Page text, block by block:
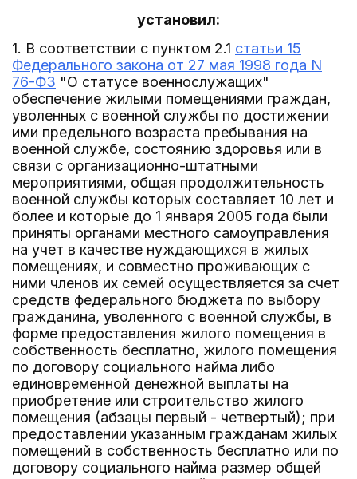
установил:
1. В соответствии с пунктом 2.1 статьи 15
Федерального закона от 27 мая 1998 года N
76-ФЗ "О статусе военнослужащих"
обеспечение жилыми помещениями граждан,
уволенных с военной службы по достижении
ими предельного возраста пребывания на
военной службе, состоянию здоровья или в
связи с организационно-штатными
мероприятиями, общая продолжительность
военной службы которых составляет 10 лет и
более и которые до 1 января 2005 года были
приняты органами местного самоуправления
на учет в качестве нуждающихся в жилых
помещениях, и совместно проживающих с
ними членов их семей осуществляется за счет
средств федерального бюджета по выбору
гражданина, уволенного с военной службы, в
форме предоставления жилого помещения в
собственность бесплатно, жилого помещения
по договору социального найма либо
единовременной денежной выплаты на
приобретение или строительство жилого
помещения (абзацы первый - четвертый); при
предоставлении указанным гражданам жилых
помещений в собственность бесплатно или по
договору социального найма размер общей